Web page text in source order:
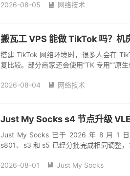
2026-08-05
 网络技术
搬瓦工 VPS 能做 TikTok 吗？机
搭建 TikTok 网络环境时，很多人会在
复比较。部分商家还会使用“TK 专用”“原
2026-08-04
 网络技术
Just My Socks s4 节点升级
Just My Socks 已于 2026 年 8 月 1 日
s801、s3 和 s5 已经分批完成相同调整
2026-08-01
 Just My Socks